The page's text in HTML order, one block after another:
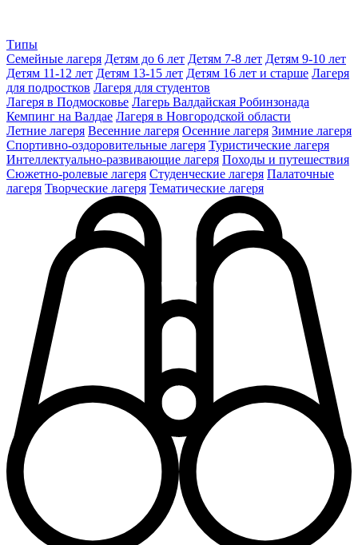
Типы
Семейные лагеря Детям до 6 лет Детям 7-8 лет Детям 9-10 лет
Детям 11-12 лет Детям 13-15 лет Детям 16 лет и старше Лагеря
для подростков Лагеря для студентов
Лагеря в Подмосковье Лагерь Валдайская Робинзонада
Кемпинг на Валдае Лагеря в Новгородской области
Летние лагеря Весенние лагеря Осенние лагеря Зимние лагеря
Спортивно-оздоровительные лагеря Туристические лагеря
Интеллектуально-развивающие лагеря Походы и путешествия
Сюжетно-ролевые лагеря Студенческие лагеря Палаточные
лагеря Творческие лагеря Тематические лагеря